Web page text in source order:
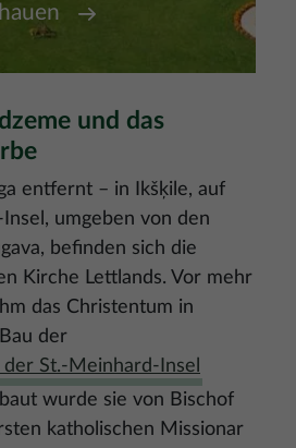
und das
entfernt – in Ikšķile, auf
umgeben von den
befinden sich die
Kirche Lettlands. Vor mehr
das Christentum in
der
der St.-Meinhard-Insel
wurde sie von Bischof
katholischen Missionar